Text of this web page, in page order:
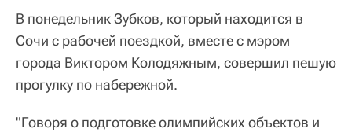
В понедельник Зубков, который находится в
Сочи с рабочей поездкой, вместе с мэром
города Виктором Колодяжным, совершил пешую
прогулку по набережной.
"Говоря о подготовке олимпийских объектов и